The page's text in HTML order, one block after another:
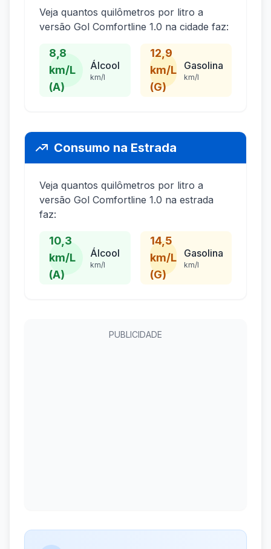
Veja quantos quilômetros por litro a
versão Gol Comfortline 1.0 na cidade faz:
8,8
km/L
(A)
Álcool
km/l
12,9
km/L
(G)
Gasolina
km/l
Consumo na Estrada
Veja quantos quilômetros por litro a
versão Gol Comfortline 1.0 na estrada
faz:
10,3
km/L
(A)
Álcool
km/l
14,5
km/L
(G)
Gasolina
km/l
PUBLICIDADE